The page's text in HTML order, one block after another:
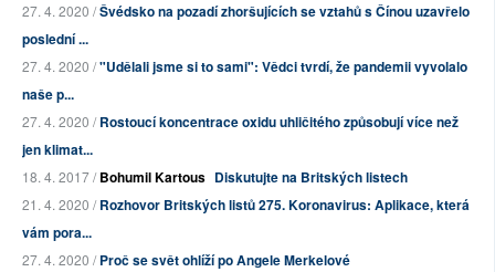
27. 4. 2020 /Švédsko na pozadí zhoršujících se vztahů s Čínou uzavřelo
poslední ...
27. 4. 2020 /"Udělali jsme si to sami": Vědci tvrdí, že pandemii vyvolalo
naše p...
27. 4. 2020 /Rostoucí koncentrace oxidu uhličitého způsobují více než
jen klimat...
18. 4. 2017 /Bohumil Kartous Diskutujte na Britských listech
21. 4. 2020 /Rozhovor Britských listů 275. Koronavirus: Aplikace, která
vám pora...
27. 4. 2020 /Proč se svět ohlíží po Angele Merkelové